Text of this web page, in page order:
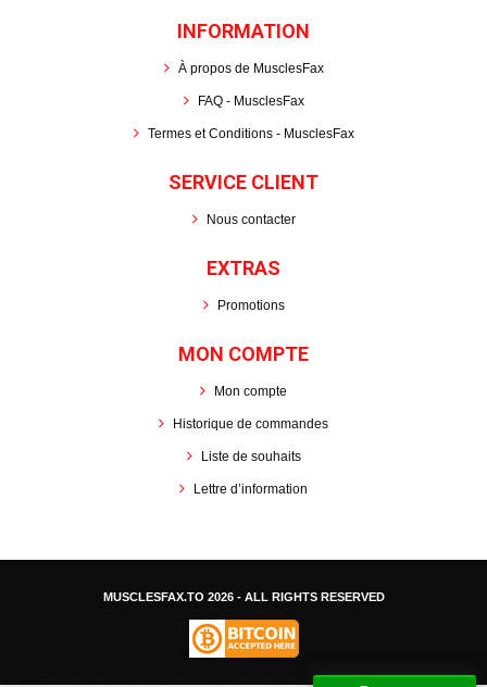
INFORMATION
À propos de MusclesFax
FAQ - MusclesFax
Termes et Conditions - MusclesFax
SERVICE CLIENT
Nous contacter
EXTRAS
Promotions
MON COMPTE
Mon compte
Historique de commandes
Liste de souhaits
Lettre d’information
MUSCLESFAX.TO 2026 - ALL RIGHTS RESERVED